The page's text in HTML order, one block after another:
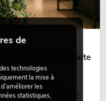
: l'alliance parfaite
Elles créent une
et apportent
de
technologies
la mise à
les
statistiques,